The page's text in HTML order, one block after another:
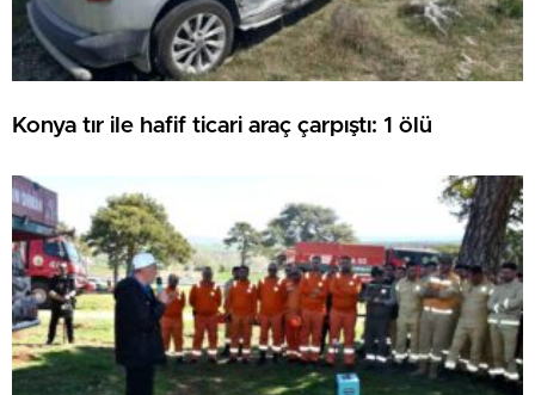
Konya tır ile hafif ticari araç çarpıştı: 1 ölü